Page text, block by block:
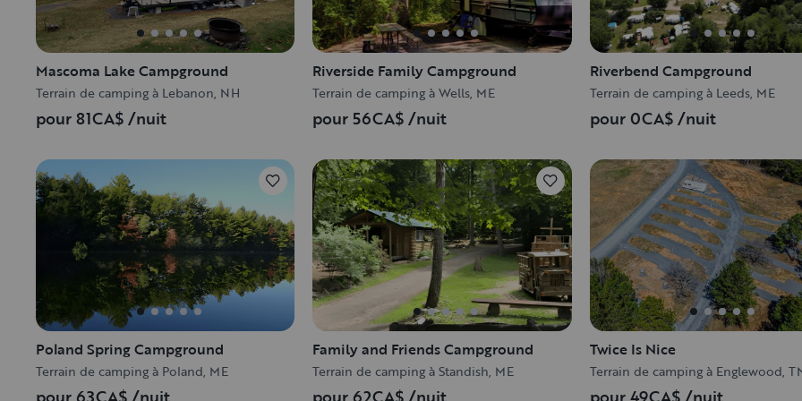
Mascoma Lake Campground
Terrain de camping à Lebanon, NH
pour 81CA$/nuit
Riverside Family Campground
Terrain de camping à Wells, ME
pour 56CA$ /nuit
Riverbend Campground
Terrain de camping à Leeds, ME
pour 0CA$/nuit
Poland Spring Campground
Terrain de camping à Poland, ME
Family and Friends Campground
Terrain de camping à Standish, ME
Twice Is Nice
Terrain de camping à Englewood,